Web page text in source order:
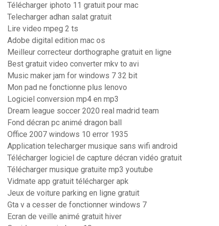
Télécharger iphoto 11 gratuit pour mac
Telecharger adhan salat gratuit
Lire video mpeg 2 ts
Adobe digital edition mac os
Meilleur correcteur dorthographe gratuit en ligne
Best gratuit video converter mkv to avi
Music maker jam for windows 7 32 bit
Mon pad ne fonctionne plus lenovo
Logiciel conversion mp4 en mp3
Dream league soccer 2020 real madrid team
Fond décran pc animé dragon ball
Office 2007 windows 10 error 1935
Application telecharger musique sans wifi android
Télécharger logiciel de capture décran vidéo gratuit
Télécharger musique gratuite mp3 youtube
Vidmate app gratuit télécharger apk
Jeux de voiture parking en ligne gratuit
Gta v a cesser de fonctionner windows 7
Ecran de veille animé gratuit hiver